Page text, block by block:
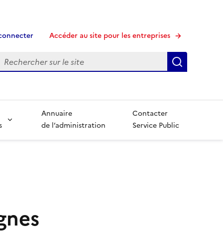
Accéder au site pour les entreprises
Recherche
Annuaire
de l’administration
Contacter
Service Public